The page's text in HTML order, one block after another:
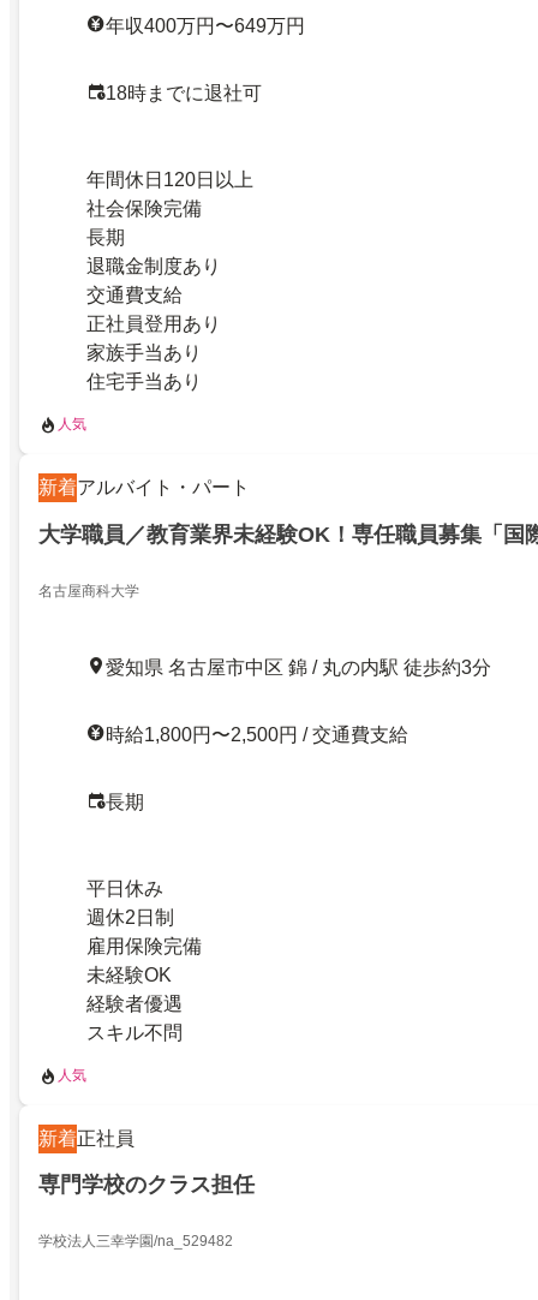
年収400万円〜649万円
18時までに退社可
年間休日120日以上
社会保険完備
長期
退職金制度あり
交通費支給
正社員登用あり
家族手当あり
住宅手当あり
人気
新着アルバイト・パート
大学職員／教育業界未経験OK！専任職員募集「国
名古屋商科大学
愛知県 名古屋市中区 錦 / 丸の内駅 徒歩約3分
時給1,800円〜2,500円 / 交通費支給
長期
平日休み
週休2日制
雇用保険完備
未経験OK
経験者優遇
スキル不問
人気
新着正社員
専門学校のクラス担任
学校法人三幸学園/na_529482